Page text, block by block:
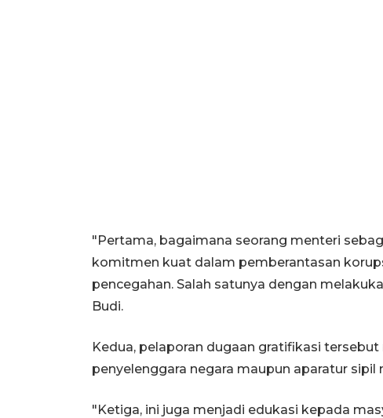
"Pertama, bagaimana seorang menteri
komitmen kuat dalam pemberantasan
pencegahan. Salah satunya dengan
Budi.
Kedua, pelaporan dugaan gratifikasi
penyelenggara negara maupun aparatur sipil
"Ketiga, ini juga menjadi edukasi kepada